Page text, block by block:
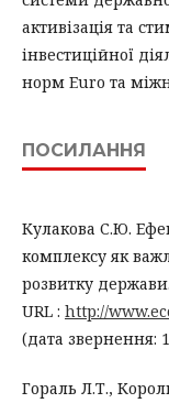
активізація та
інвестиційної
норм Euro та
ПОСИЛАННЯ
Кулакова С.Ю.
комплексу як
розвитку
URL : http://
(дата звернення:
Гораль Л.Т.,